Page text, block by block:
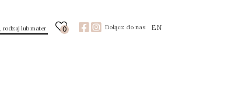
0 Dołącz do nas EN